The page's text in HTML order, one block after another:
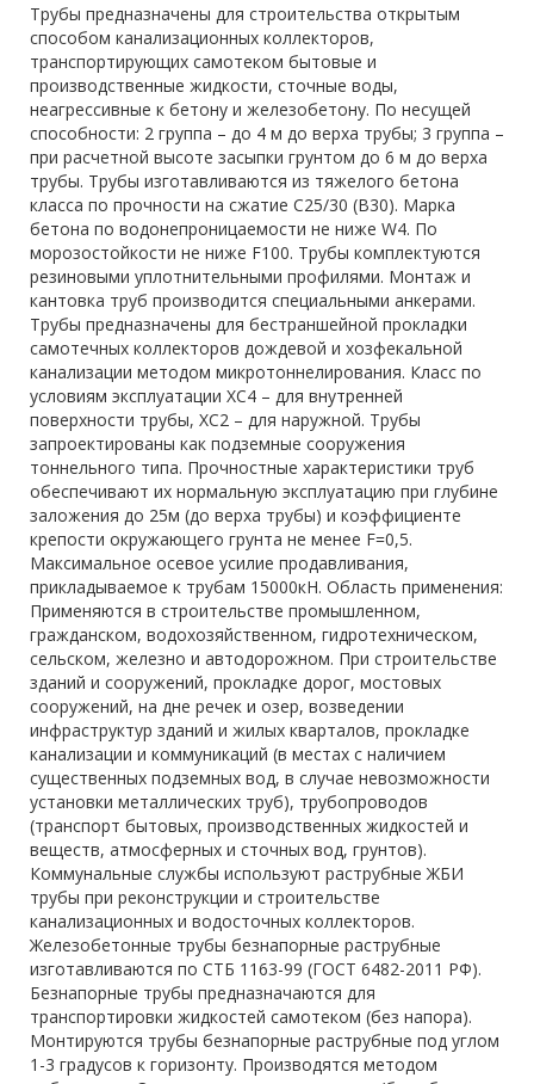
Трубы предназначены для строительства открытым
способом канализационных коллекторов,
транспортирующих самотеком бытовые и
производственные жидкости, сточные воды,
неагрессивные к бетону и железобетону. По несущей
способности: 2 группа – до 4 м до верха трубы; 3 группа –
при расчетной высоте засыпки грунтом до 6 м до верха
трубы. Трубы изготавливаются из тяжелого бетона
класса по прочности на сжатие С25/30 (В30). Марка
бетона по водонепроницаемости не ниже W4. По
морозостойкости не ниже F100. Трубы комплектуются
резиновыми уплотнительными профилями. Монтаж и
кантовка труб производится специальными анкерами.
Трубы предназначены для бестраншейной прокладки
самотечных коллекторов дождевой и хозфекальной
канализации методом микротоннелирования. Класс по
условиям эксплуатации ХС4 – для внутренней
поверхности трубы, ХС2 – для наружной. Трубы
запроектированы как подземные сооружения
тоннельного типа. Прочностные характеристики труб
обеспечивают их нормальную эксплуатацию при глубине
заложения до 25м (до верха трубы) и коэффициенте
крепости окружающего грунта не менее F=0,5.
Максимальное осевое усилие продавливания,
прикладываемое к трубам 15000кН. Область применения:
Применяются в строительстве промышленном,
гражданском, водохозяйственном, гидротехническом,
сельском, железно и автодорожном. При строительстве
зданий и сооружений, прокладке дорог, мостовых
сооружений, на дне речек и озер, возведении
инфраструктур зданий и жилых кварталов, прокладке
канализации и коммуникаций (в местах с наличием
существенных подземных вод, в случае невозможности
установки металлических труб), трубопроводов
(транспорт бытовых, производственных жидкостей и
веществ, атмосферных и сточных вод, грунтов).
Коммунальные службы используют раструбные ЖБИ
трубы при реконструкции и строительстве
канализационных и водосточных коллекторов.
Железобетонные трубы безнапорные раструбные
изготавливаются по СТБ 1163-99 (ГОСТ 6482-2011 РФ).
Безнапорные трубы предназначаются для
транспортировки жидкостей самотеком (без напора).
Монтируются трубы безнапорные раструбные под углом
1-3 градусов к горизонту. Производятся методом